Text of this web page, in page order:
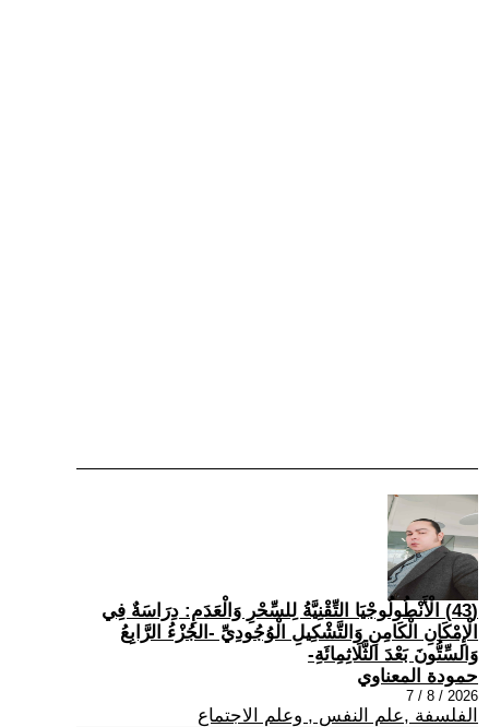
(43) الْأَنْطُولُوجْيَا التِّقْنِيَّةُ لِلسِّحْرِ وَالْعَدَمِ: دِرَاسَةٌ فِي
الْإِمْكَانِ الْكَامِنِ وَالتَّشْكِيلِ الْوُجُودِيِّ -الجُزْءُ الرَّابِعُ
وَالسِّتُّونَ بَعْدَ الثَّلَاثِمِائَةِ-
حمودة المعناوي
2026 / 8 / 7
الفلسفة ,علم النفس , وعلم الاجتماع